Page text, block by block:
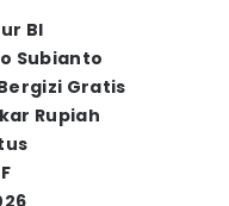
BI
Subianto
Gratis
Rupiah